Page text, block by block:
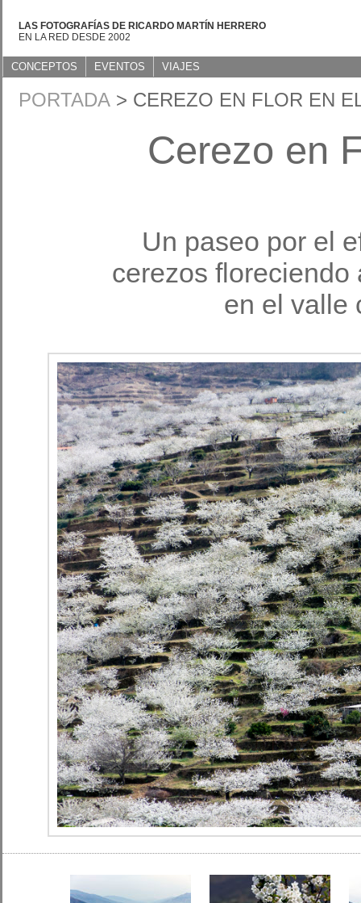
LAS FOTOGRAFÍAS DE RICARDO MARTÍN HERRERO
EN LA RED DESDE 2002
CONCEPTOS EVENTOS VIAJES
PORTADA > CEREZO EN FLOR EN
Cerezo en
Un paseo por el
cerezos floreciendo
en el valle